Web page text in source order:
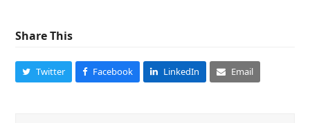
Share This
Twitter Facebook LinkedIn Email